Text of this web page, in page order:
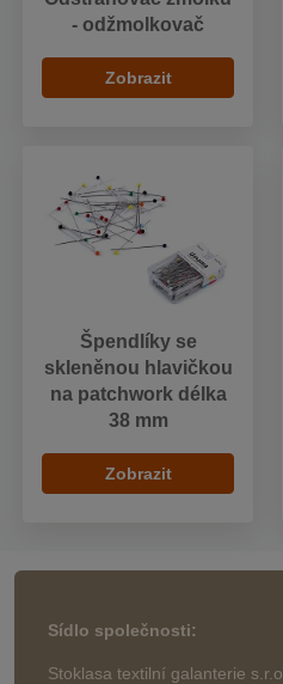
- odžmolkovač
Zobrazit
Špendlíky se
skleněnou hlavičkou
na patchwork délka
38 mm
Zobrazit
Sídlo společnosti:
Stoklasa textilní galanterie s.r.o.